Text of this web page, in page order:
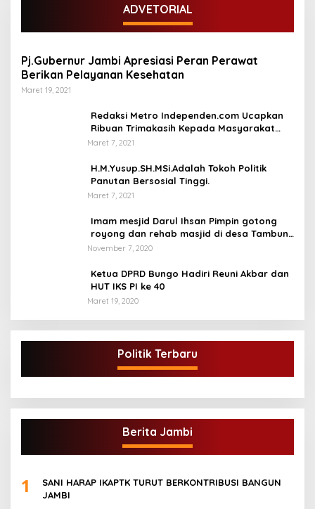
ADVETORIAL
Pj.Gubernur Jambi Apresiasi Peran Perawat
Berikan Pelayanan Kesehatan
Maret 19, 2021
Redaksi Metro Independen.com Ucapkan
Ribuan Trimakasih Kepada Masyarakat
Pengunjung Dan Pembaca.
Maret 7, 2021
H.M.Yusup.SH.MSi.Adalah Tokoh Politik
Panutan Bersosial Tinggi.
Maret 7, 2021
Imam mesjid Darul Ihsan Pimpin gotong
royong dan rehab masjid di desa Tambun
Arang Kecamatan Sumay, kabupaten tebo
November 7, 2020
Ketua DPRD Bungo Hadiri Reuni Akbar dan
HUT IKS PI ke 40
Maret 19, 2020
Politik Terbaru
Berita Jambi
1
SANI HARAP IKAPTK TURUT BERKONTRIBUSI BANGUN
JAMBI